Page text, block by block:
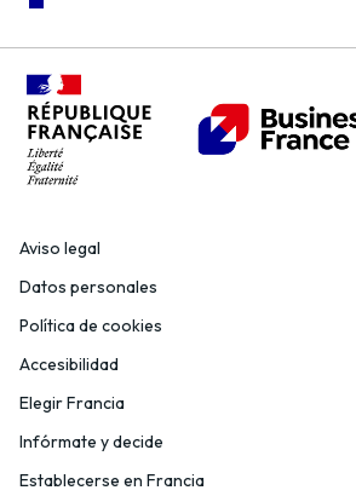
Aviso legal
Datos personales
Política de cookies
Accesibilidad
Elegir Francia
Infórmate y decide
Establecerse en Francia